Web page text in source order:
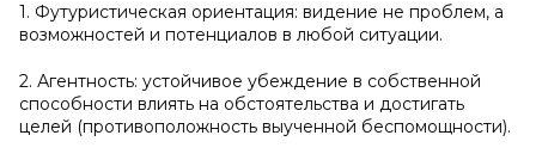
1. Футуристическая ориентация: видение не проблем, а
возможностей и потенциалов в любой ситуации.
2. Агентность: устойчивое убеждение в собственной
способности влиять на обстоятельства и достигать
целей (противоположность выученной беспомощности).